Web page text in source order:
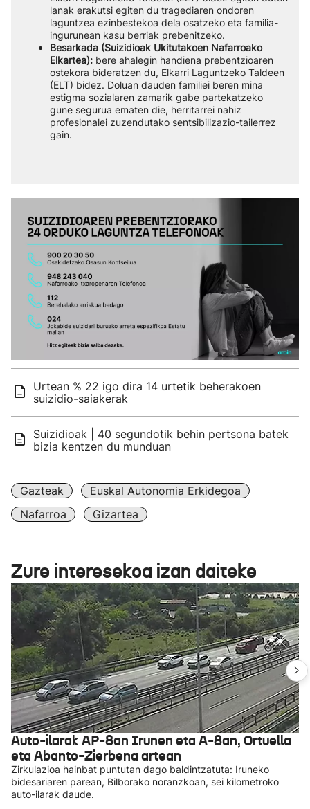
lanak erakutsi egiten du tragediaren ondoren
laguntzea ezinbestekoa dela osatzeko eta familia-
ingurunean kasu berriak prebenitzeko.
Besarkada (Suizidioak Ukitutakoen Nafarroako
Elkartea): bere ahalegin handiena prebentzioaren
ostekora bideratzen du, Elkarri Laguntzeko Taldeen
(ELT) bidez. Doluan dauden familiei beren mina
estigma sozialaren zamarik gabe partekatzeko
gune segurua ematen die, herritarrei nahiz
profesionalei zuzendutako sentsibilizazio-tailerrez
gain.
Urtean % 22 igo dira 14 urtetik beherakoen
suizidio-saiakerak
Suizidioak | 40 segundotik behin pertsona batek
bizia kentzen du munduan
Gazteak
Euskal Autonomia Erkidegoa
Nafarroa
Gizartea
Zure interesekoa izan daiteke
Auto-ilarak AP-8an Irunen eta A-8an, Ortuella
eta Abanto-Zierbena artean
Zirkulazioa hainbat puntutan dago baldintzatuta: Iruneko
bidesariaren parean, Bilborako noranzkoan, sei kilometroko
auto-ilarak daude.